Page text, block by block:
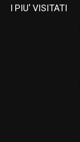
I PIU' VISITATI